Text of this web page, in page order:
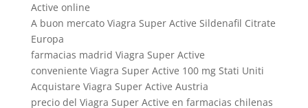
Active online
A buon mercato Viagra Super Active Sildenafil Citrate
Europa
farmacias madrid Viagra Super Active
conveniente Viagra Super Active 100 mg Stati Uniti
Acquistare Viagra Super Active Austria
precio del Viagra Super Active en farmacias chilenas